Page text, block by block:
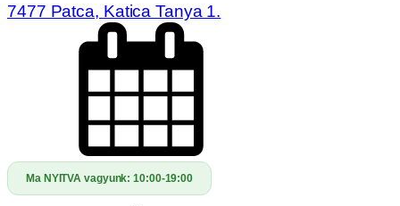
7477 Patca, Katica Tanya 1.
Ma NYITVA vagyunk:10:00-19:00